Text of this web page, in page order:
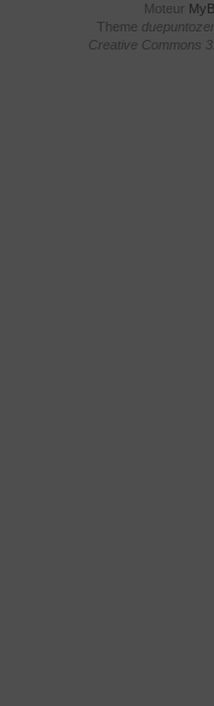
Moteur
Theme
Creative Commons